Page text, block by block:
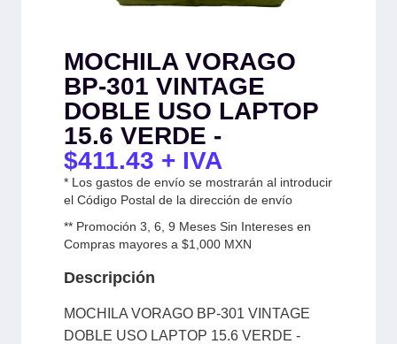
MOCHILA VORAGO
BP-301 VINTAGE
DOBLE USO LAPTOP
15.6 VERDE -
$411.43 + IVA
* Los gastos de envío se mostrarán al introducir
el Código Postal de la dirección de envío
** Promoción 3, 6, 9 Meses Sin Intereses en
Compras mayores a $1,000 MXN
Descripción
MOCHILA VORAGO BP-301 VINTAGE
DOBLE USO LAPTOP 15.6 VERDE -